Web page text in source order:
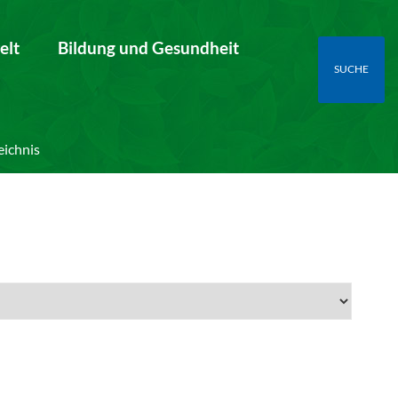
Bildung und Gesundheit
SUCHE